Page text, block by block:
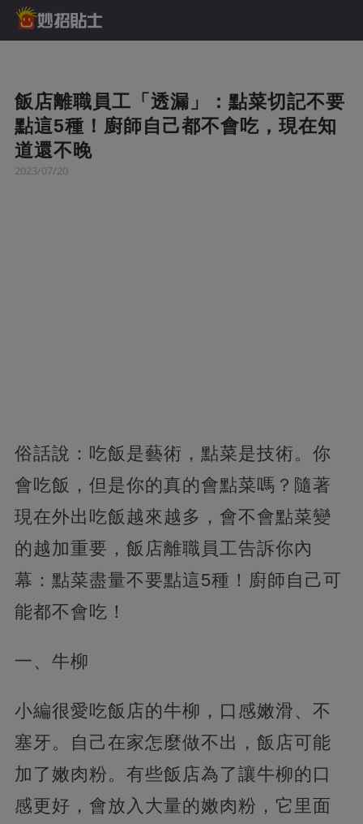
飯店離職員工「透漏」：點菜切記不要
點這5種！廚師自己都不會吃，現在知
道還不晚
2023/07/20
俗話說：吃飯是藝術，點菜是技術。你
會吃飯，但是你的真的會點菜嗎？隨著
現在外出吃飯越來越多，會不會點菜變
的越加重要，飯店離職員工告訴你內
幕：點菜盡量不要點這5種！廚師自己可
能都不會吃！
一、牛柳
小編很愛吃飯店的牛柳，口感嫩滑、不
塞牙。自己在家怎麼做不出，飯店可能
加了嫩肉粉。有些飯店為了讓牛柳的口
感更好，會放入大量的嫩肉粉，它里面